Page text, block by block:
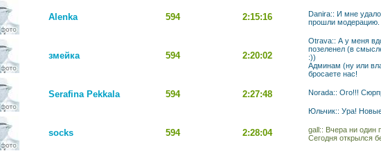
Alenka 594 2:15:16
змейка 594 2:20:02
Serafina Pekkala 594 2:27:48
socks 594 2:28:04
Danira:: И мне
прошли
Otrava:: А у меня
позеленел (в
:))
Админам (ну или
бросаете нас!
Norada:: Ого!!!
Юльчик:: Ура! Новые
gall:: Вчера ни один
Сегодня открылся